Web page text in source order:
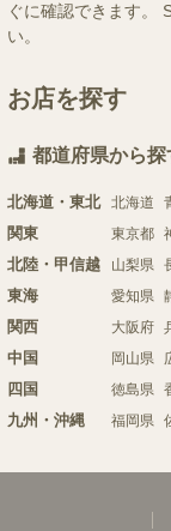
ぐに確認できます。
い。
お店を探す
都道府県から探
北海道・東北 北海道
関東 東京都
北陸・甲信越 山梨県
東海 愛知県
関西 大阪府
中国 岡山県
四国 徳島県
九州・沖縄 福岡県